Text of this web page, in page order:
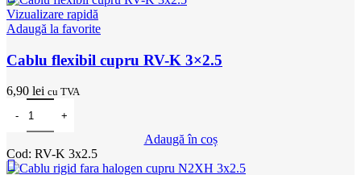
Vizualizare rapidă
Adaugă la favorite
Cablu flexibil cupru RV-K 3×2.5
6,90 lei cu TVA
Cantitate Cablu flexibil cupru RV-K 3x2.5
Adaugă în coș
Cod: RV-K 3x2.5